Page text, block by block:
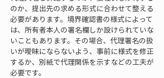
のか、提出先の求める形式に合わせて整える
必要があります。境界確認書の様式によって
は、所有者本人の署名欄しか設けられていな
いこともあります。その場合、代理署名の扱
いが曖昧にならないよう、事前に様式を修正
するか、別紙で代理関係を示すなどの工夫が
必要です。